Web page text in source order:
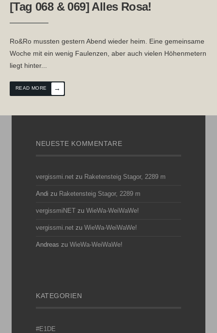
[Tag 068 & 069] Alles Rosa!
Ro&Ro mussten gestern Abend wieder heim. Eine gemeinsame
Woche mit ein wenig Faulenzen, aber auch vielen Höhenmetern
liegt hinter...
READ MORE →
NEUESTE KOMMENTARE
vergissmi.net zu Raketensteig Stagor, 2289 m
Andi zu Raketensteig Stagor, 2289 m
vergissmiNET zu WieWa-WeiWaWe!
vergissmi.net zu WieWa-WeiWaWe!
Andreas zu WieWa-WeiWaWe!
KATEGORIEN
#E1DE